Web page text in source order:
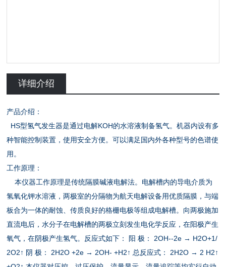
详细介绍
产品介绍：
HS型氢气发生器是通过电解KOH的水溶液制备氢气。机器内设有多
种智能控制装置，使用安全方便。可以满足国内外各种型号的色谱使
用。
工作原理：
本仪器工作原理是传统隔膜碱液电解法。电解槽内的导电介质为
氢氧化钾水溶液，两极室的分隔物为航天电解设备用优质隔膜，与端
板合为一体的耐蚀、传质良好的格栅电极等组成电解槽。向两极施加
直流电后，水分子在电解槽的两极立刻发生电化学反应，在阳极产生
氧气，在阴极产生氢气。反应式如下： 阳 极： 2OH--2e → H2O+1/
2O2↑ 阴 极： 2H2O +2e → 2OH- +H2↑ 总反应式： 2H2O → 2 H2↑